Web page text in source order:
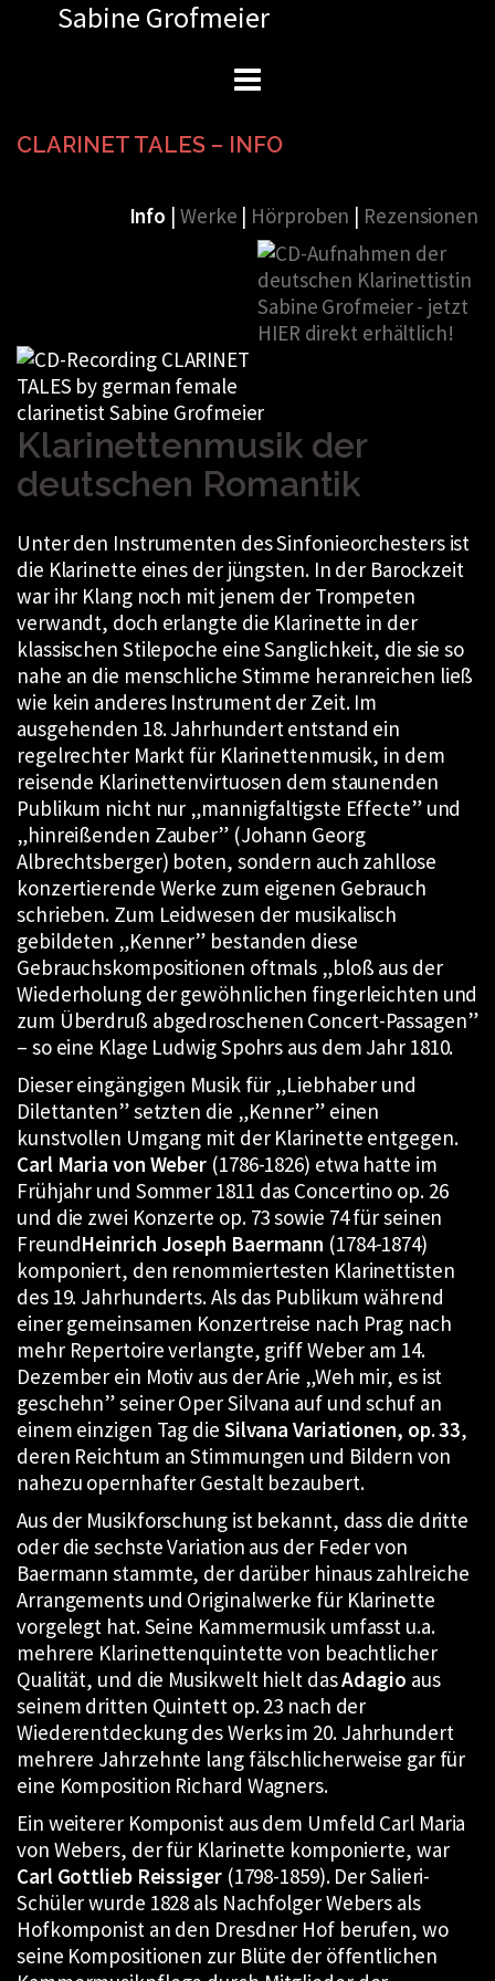
Sabine Grofmeier
CLARINET TALES – INFO
Info | Werke | Hörproben | Rezensionen
Klarinettenmusik der
deutschen Romantik
Unter den Instrumenten des Sinfonieorchesters ist
die Klarinette eines der jüngsten. In der Barockzeit
war ihr Klang noch mit jenem der Trompeten
verwandt, doch erlangte die Klarinette in der
klassischen Stilepoche eine Sanglichkeit, die sie so
nahe an die menschliche Stimme heranreichen ließ
wie kein anderes Instrument der Zeit. Im
ausgehenden 18. Jahrhundert entstand ein
regelrechter Markt für Klarinettenmusik, in dem
reisende Klarinettenvirtuosen dem staunenden
Publikum nicht nur „mannigfaltigste Effecte” und
„hinreißenden Zauber” (Johann Georg
Albrechtsberger) boten, sondern auch zahllose
konzertierende Werke zum eigenen Gebrauch
schrieben. Zum Leidwesen der musikalisch
gebildeten „Kenner” bestanden diese
Gebrauchskompositionen oftmals „bloß aus der
Wiederholung der gewöhnlichen fingerleichten und
zum Überdruß abgedroschenen Concert-Passagen”
– so eine Klage Ludwig Spohrs aus dem Jahr 1810.
Dieser eingängigen Musik für „Liebhaber und
Dilettanten” setzten die „Kenner” einen
kunstvollen Umgang mit der Klarinette entgegen.
Carl Maria von Weber (1786-1826) etwa hatte im
Frühjahr und Sommer 1811 das Concertino op. 26
und die zwei Konzerte op. 73 sowie 74 für seinen
FreundHeinrich Joseph Baermann (1784-1874)
komponiert, den renommiertesten Klarinettisten
des 19. Jahrhunderts. Als das Publikum während
einer gemeinsamen Konzertreise nach Prag nach
mehr Repertoire verlangte, griff Weber am 14.
Dezember ein Motiv aus der Arie „Weh mir, es ist
geschehn” seiner Oper Silvana auf und schuf an
einem einzigen Tag die Silvana Variationen, op. 33,
deren Reichtum an Stimmungen und Bildern von
nahezu opernhafter Gestalt bezaubert.
Aus der Musikforschung ist bekannt, dass die dritte
oder die sechste Variation aus der Feder von
Baermann stammte, der darüber hinaus zahlreiche
Arrangements und Originalwerke für Klarinette
vorgelegt hat. Seine Kammermusik umfasst u.a.
mehrere Klarinettenquintette von beachtlicher
Qualität, und die Musikwelt hielt dasAdagio aus
seinem dritten Quintett op. 23 nach der
Wiederentdeckung des Werks im 20. Jahrhundert
mehrere Jahrzehnte lang fälschlicherweise gar für
eine Komposition Richard Wagners.
Ein weiterer Komponist aus dem Umfeld Carl Maria
von Webers, der für Klarinette komponierte, war
Carl Gottlieb Reissiger(1798-1859). Der Salieri-
Schüler wurde 1828 als Nachfolger Webers als
Hofkomponist an den Dresdner Hof berufen, wo
seine Kompositionen zur Blüte der öffentlichen